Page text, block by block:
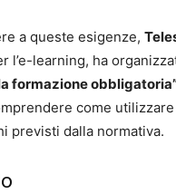
a queste esigenze,
l’e-learning, ha
formazione
come
previsti dalla normativa.